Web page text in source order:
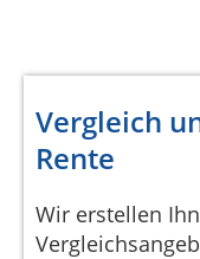
Vergleich
Rente
Wir erstellen